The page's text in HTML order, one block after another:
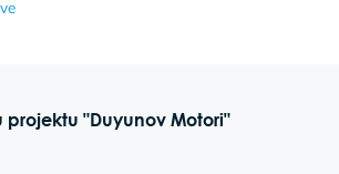
projektu "Duyunov Motori"